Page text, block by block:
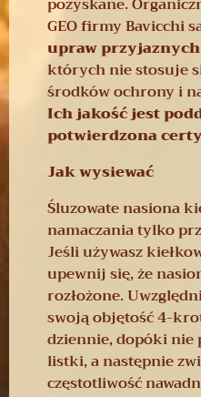
GEO firmy Bavicchi
upraw
których nie stosuje
środków ochrony i
Ich jakość jest
potwierdzona
Jak wysiewać
Śluzowate nasiona
namaczania tylko
Jeśli używasz
upewnij się, że
rozłożone.
swoją objętość 4-
dziennie, dopóki nie
listki, a następnie
częstotliwość